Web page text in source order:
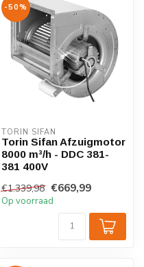
-50%
TORIN SIFAN
Torin Sifan Afzuigmotor
8000 m³/h - DDC 381-
381 400V
€1.339,98 €669,99
Op voorraad